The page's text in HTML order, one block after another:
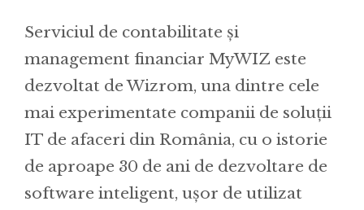
Serviciul de contabilitate și
management financiar MyWIZ este
dezvoltat de Wizrom, una dintre cele
mai experimentate companii de soluții
IT de afaceri din România, cu o istorie
de aproape 30 de ani de dezvoltare de
software inteligent, ușor de utilizat